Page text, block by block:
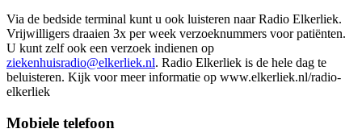
Via de bedside terminal kunt u ook luisteren naar Radio Elkerliek.
Vrijwilligers draaien 3x per week verzoeknummers voor patiënten.
U kunt zelf ook een verzoek indienen op
ziekenhuisradio@elkerliek.nl. Radio Elkerliek is de hele dag te
beluisteren. Kijk voor meer informatie op www.elkerliek.nl/radio-
elkerliek
Mobiele telefoon